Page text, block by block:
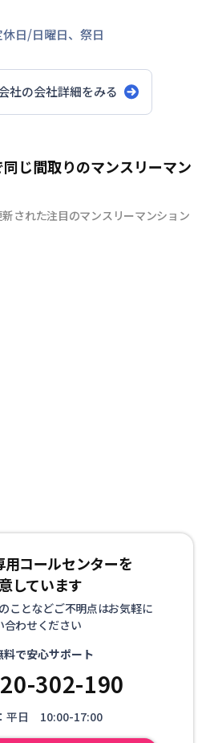
休日/日曜日、祭日
社の会社詳細をみる
じ間取りのマンスリーマン
された注目のマンスリーマンション
コールセンターを
しています
ことなどご不明点はお気軽に
合わせください
料で安心サポート
302-190
平日 10:00-17:00